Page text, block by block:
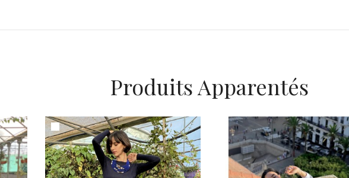
Produits Apparentés